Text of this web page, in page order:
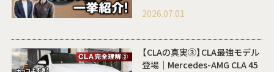
2026.07.01
【CLAの真実③】CLA最強モデル
登場｜Mercedes-AMG CLA 45